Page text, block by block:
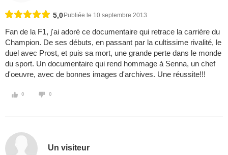
5,0 Publiée le 10 septembre 2013
Fan de la F1, j'ai adoré ce documentaire qui retrace la carrière du
Champion. De ses débuts, en passant par la cultissime rivalité, le
duel avec Prost, et puis sa mort, une grande perte dans le monde
du sport. Un documentaire qui rend hommage à Senna, un chef
d'oeuvre, avec de bonnes images d'archives. Une réussite!!!
0 0
Un visiteur